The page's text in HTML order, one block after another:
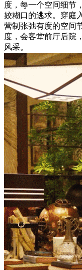
度，每一个空间细节
姣糊口的逃求。穿庭
营制张弛有度的空间
度，会客堂前厅后院
风采。